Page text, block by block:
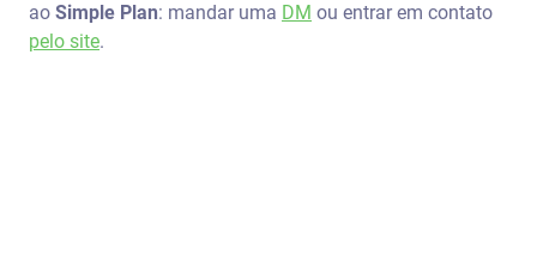
ao Simple Plan: mandar uma DM ou entrar em contato
pelo site.